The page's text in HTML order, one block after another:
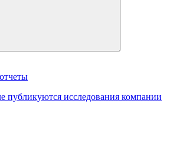
публикуются исследования компании